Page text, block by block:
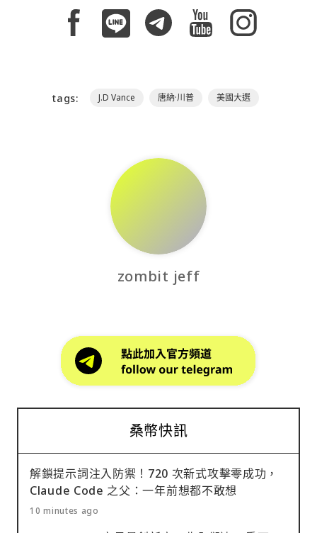
tags: J.D Vance 唐納·川普 美國大選
zombit jeff
桑幣快訊
解鎖提示詞注入防禦！720 次新式攻擊零成功，
Claude Code 之父：一年前想都不敢想
10 minutes ago